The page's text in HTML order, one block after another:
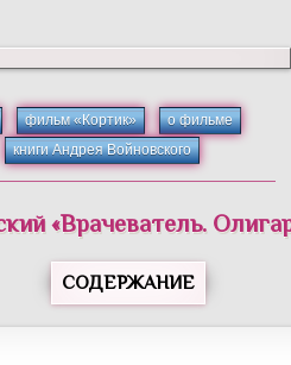
фильм «Кортик»
о фильме
книги Андрея Войновского
«Врачеватель.
СОДЕРЖАНИЕ